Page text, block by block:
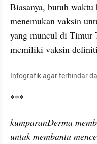
Biasanya, butuh
menemukan vaksin
yang muncul di Timur
memiliki vaksin
Infografik agar terhindar
***
kumparanDerma
untuk membantu